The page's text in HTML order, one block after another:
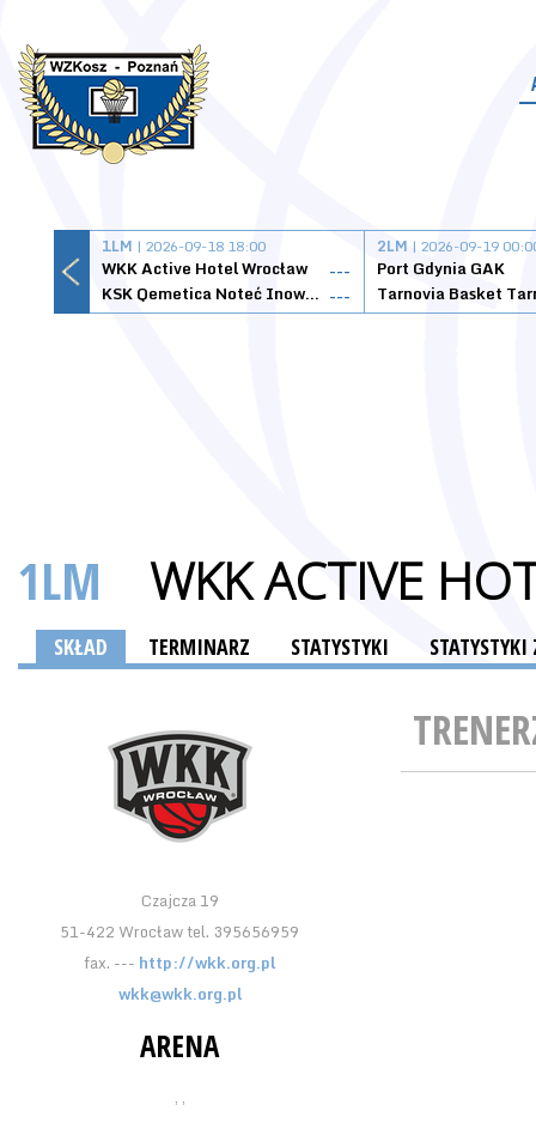
1LM | 2026-09-18 18:00
WKK Active Hotel Wrocław
---
KSK Qemetica Noteć Inowrocław ---
2LM | 2026-09-19
Port Gdynia GAK
1LM WKK ACTIVE
SKŁAD TERMINARZ STATYSTYKI
Czajcza 19
51-422 Wrocław tel. 395656959
fax. --- http://wkk.org.pl
wkk@wkk.org.pl
ARENA
, ,